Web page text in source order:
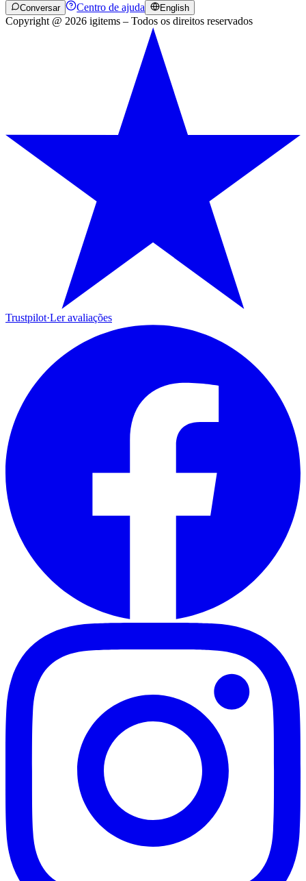
Conversar Centro de ajuda English
Copyright @ 2026 igitems – Todos os direitos reservados
Trustpilot·Ler avaliações